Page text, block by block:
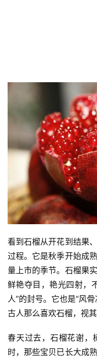
看到石榴从开花到结果
过程。它是秋季开始成
量上市的季节。石榴果
鲜艳夺目，艳光四射，
人”的封号。它也是“风
古人那么喜欢石榴，视其
春天过去，石榴花谢，
时，那些宝贝已长大成